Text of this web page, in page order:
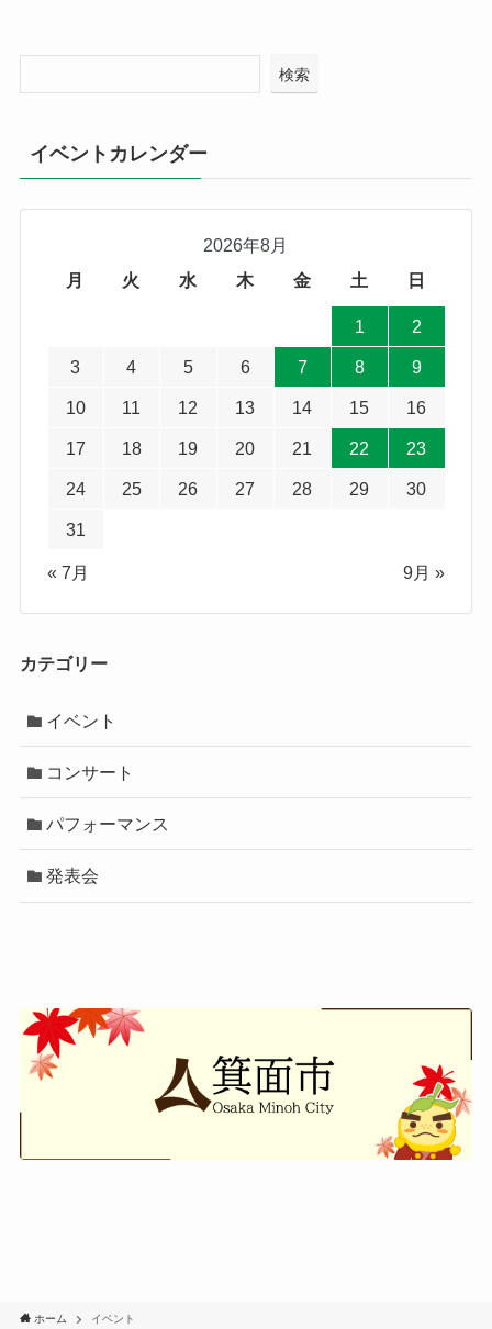
検索
イベントカレンダー
2026年8月
月
火 水 木 金 土 日
1 2
3 4 5 6 7 8 9
10 11 12 13 14 15 16
17 18 19 20 21 22 23
24 25 26 27 28 29 30
31
« 7月 9月 »
カテゴリー
イベント
コンサート
パフォーマンス
発表会
ホーム イベント